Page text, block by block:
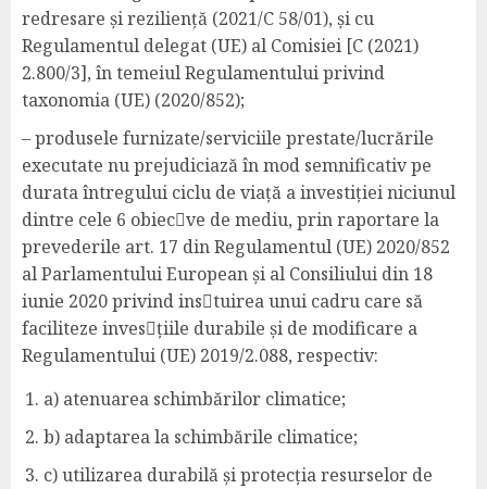
redresare și reziliență (2021/C 58/01), și cu
Regulamentul delegat (UE) al Comisiei [C (2021)
2.800/3], în temeiul Regulamentului privind
taxonomia (UE) (2020/852);
– produsele furnizate/serviciile prestate/lucrările
executate nu prejudiciază în mod semnificativ pe
durata întregului ciclu de viață a investiției niciunul
dintre cele 6 obiec􀆟ve de mediu, prin raportare la
prevederile art. 17 din Regulamentul (UE) 2020/852
al Parlamentului European și al Consiliului din 18
iunie 2020 privind ins􀆟tuirea unui cadru care să
faciliteze inves􀆟țiile durabile și de modificare a
Regulamentului (UE) 2019/2.088, respectiv:
a) atenuarea schimbărilor climatice;
b) adaptarea la schimbările climatice;
c) utilizarea durabilă și protecția resurselor de